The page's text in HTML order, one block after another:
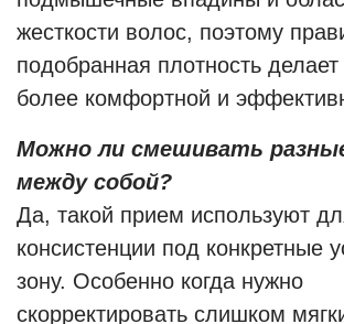
жесткости волос, поэтому
подобранная плотность
более комфортной и
Можно ли смешивать
между собой?
Да, такой прием используют
консистенции под конкретные
зону. Особенно когда нужно
скорректировать слишком